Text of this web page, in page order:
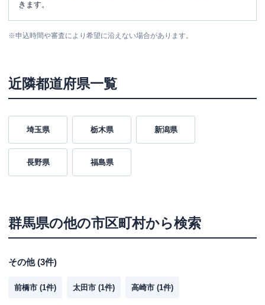
きます。
※申込時間や審査により希望に沿えない場合があります。
近隣都道府県一覧
埼玉県 栃木県 新潟県
長野県 福島県
群馬県の他の市区町村から検索
その他(3件)
前橋市 (1件) 太田市 (1件) 高崎市 (1件)